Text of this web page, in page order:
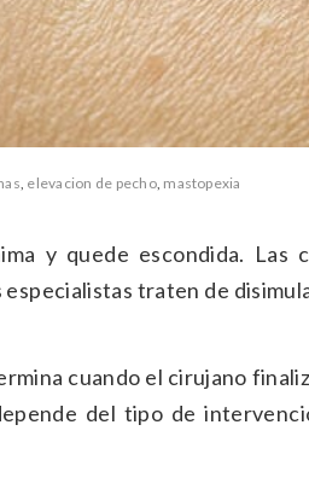
, elevacion de pecho, mastopexia
y quede escondida. Las
traten de
cuando el cirujano
del tipo de